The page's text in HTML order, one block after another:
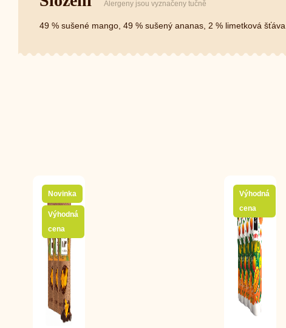
Alergeny jsou vyznačeny tučně
49 % sušené mango, 49 % sušený ananas, 2 % limetková šťáva
Novinka
Výhodná
cena
Výhodná
cena